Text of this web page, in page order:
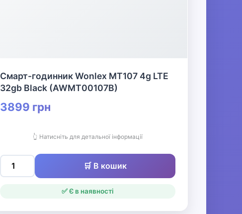
Смарт-годинник Wonlex MT107 4g LTE
32gb Black (AWMT00107B)
3899 грн
👆 Натисніть для детальної інформації
🛒 В кошик
✅ Є в наявності